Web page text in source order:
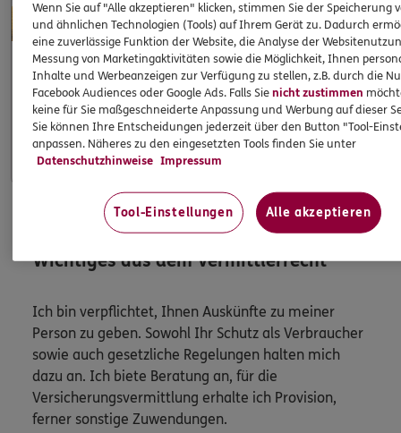
Apps & Mobile Services
Mehr
Wichtiges aus dem Vermittlerrecht
Ich bin verpflichtet, Ihnen Auskünfte zu meiner
Person zu geben. Sowohl Ihr Schutz als Verbraucher
sowie auch gesetzliche Regelungen halten mich
dazu an. Ich biete Beratung an, für die
Versicherungsvermittlung erhalte ich Provision,
ferner sonstige Zuwendungen.
Wenn Sie auf "Alle akzeptieren" klicken, stimmen Sie der Speicherung
und ähnlichen Technologien (Tools) auf Ihrem Gerät zu. Dadurch
eine zuverlässige Funktion der Website, die Analyse der
Messung von Marketingaktivitäten sowie die Möglichkeit, Ihnen
Inhalte und Werbeanzeigen zur Verfügung zu stellen, z.B. durch die
Facebook Audiences oder Google Ads. Falls Sienicht zustimmen
keine für Sie maßgeschneiderte Anpassung und Werbung auf dieser
Sie können Ihre Entscheidungen jederzeit über den Button "Tool-
anpassen. Näheres zu den eingesetzten Tools finden Sie unter
Datenschutzhinweise Impressum
Tool-Einstellungen Alle akzeptieren